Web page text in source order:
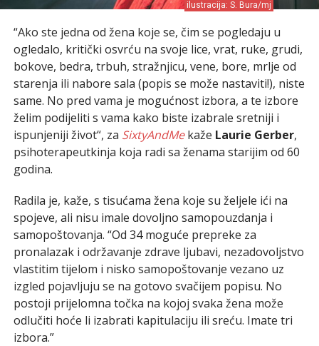
ilustracija: S. Bura/mj
“Ako ste jedna od žena koje se, čim se pogledaju u
ogledalo, kritički osvrću na svoje lice, vrat, ruke, grudi,
bokove, bedra, trbuh, stražnjicu, vene, bore, mrlje od
starenja ili nabore sala (popis se može nastaviti!), niste
same. No pred vama je mogućnost izbora, a te izbore
želim podijeliti s vama kako biste izabrale sretniji i
ispunjeniji život“, za SixtyAndMe kaže Laurie Gerber,
psihoterapeutkinja koja radi sa ženama starijim od 60
godina.
Radila je, kaže, s tisućama žena koje su željele ići na
spojeve, ali nisu imale dovoljno samopouzdanja i
samopoštovanja. “Od 34 moguće prepreke za
pronalazak i održavanje zdrave ljubavi, nezadovoljstvo
vlastitim tijelom i nisko samopoštovanje vezano uz
izgled pojavljuju se na gotovo svačijem popisu. No
postoji prijelomna točka na kojoj svaka žena može
odlučiti hoće li izabrati kapitulaciju ili sreću. Imate tri
izbora.”